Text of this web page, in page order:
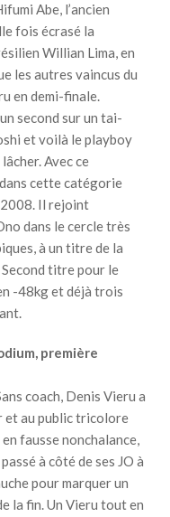
Abe, l’ancien
fois écrasé la
Willian Lima, en
les autres vaincus du
en demi-finale.
second sur un tai-
et voilà le playboy
Avec ce
cette catégorie
Il rejoint
dans le cercle très
à un titre de la
titre pour le
-48kg et déjà trois
première
coach, Denis Vieru a
et au public tricolore
fausse nonchalance,
à côté de ses JO à
pour marquer un
la fin. Un Vieru tout en